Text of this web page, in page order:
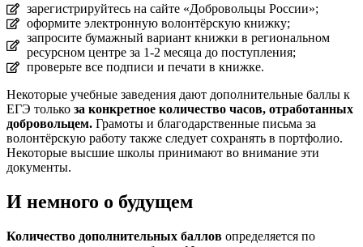
зарегистрируйтесь на сайте «Добровольцы России»;
оформите электронную волонтёрскую книжку;
запросите бумажный вариант книжки в региональном
ресурсном центре за 1-2 месяца до поступления;
проверьте все подписи и печати в книжке.
Некоторые учебные заведения дают дополнительные баллы к
ЕГЭ только за конкретное количество часов, отработанных
добровольцем. Грамоты и благодарственные письма за
волонтёрскую работу также следует сохранять в портфолио.
Некоторые высшие школы принимают во внимание эти
документы.
И немного о будущем
Количество дополнительных баллов определяется по